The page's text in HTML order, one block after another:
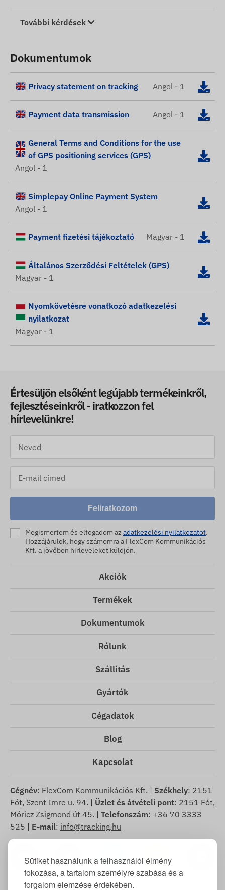
Sütiket használunk a felhasználói élmény
fokozása, a tartalom személyre szabása és a
forgalom elemzése érdekében.
További kérdések
Dokumentumok
Privacy statement on tracking Angol - 1
Payment data transmission Angol - 1
General Terms and Conditions for the use
of GPS positioning services (GPS)
Angol - 1
Simplepay Online Payment System
Angol - 1
Payment fizetési tájékoztató Magyar - 1
Általános Szerződési Feltételek (GPS)
Magyar - 1
Nyomkövetésre vonatkozó adatkezelési
nyilatkozat
Magyar - 1
Értesüljön elsőként legújabb termékeinkről,
fejlesztéseinkről - iratkozzon fel
hírlevelünkre!
Feliratkozom
Megismertem és elfogadom az adatkezelési nyilatkozatot.
Hozzájárulok, hogy számomra a FlexCom Kommunikációs
Kft. a jövőben hirleveleket küldjön.
Akciók
Termékek
Dokumentumok
Rólunk
Szállítás
Gyártók
Cégadatok
Blog
Kapcsolat
Cégnév: FlexCom Kommunikációs Kft. | Székhely: 2151
Fót, Szent Imre u. 94. | Üzlet és átvételi pont: 2151 Fót,
Móricz Zsigmond út 45. | Telefonszám: +36 70 3333
525 | E-mail: info@tracking.hu